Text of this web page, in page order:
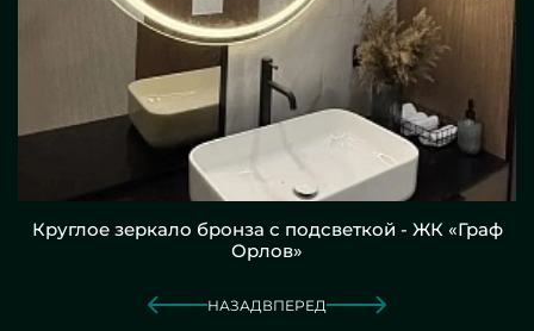
Круглое зеркало бронза с подсветкой - ЖК «Граф
Орлов»
НАЗАД ВПЕРЕД